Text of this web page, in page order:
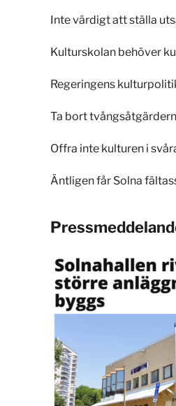
Inte värdigt att ställa
Kulturskolan behöver
Regeringens
Ta bort
Offra inte kulturen i
Äntligen får Solna